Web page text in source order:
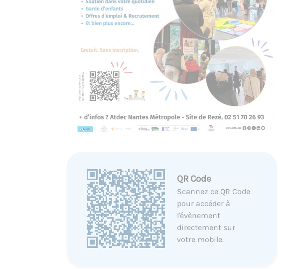
QR Code
Scannez ce QR Code
pour accéder à
l'évènement
directement sur
votre mobile.